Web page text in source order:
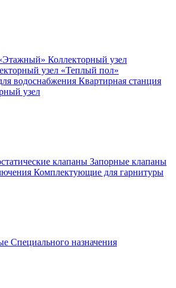
Коллекторный узел
узел «Теплый пол»
водоснабжения Квартирная станция
узел
клапаны Запорные клапаны
Комплектующие для гарнитуры
Специального назначения